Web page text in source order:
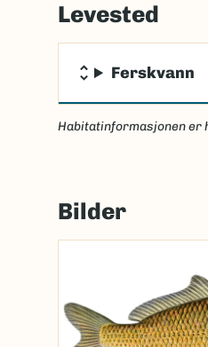
Levested
Ferskvann
Habitatinformasjonen er
Bilder